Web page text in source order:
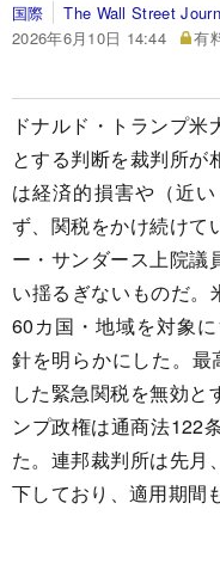
国際
The Wall Street
2026年6月10日 14:44
有
ドナルド・トランプ
とする判断を裁判所が
は経済的損害や（近
ず、関税をかけ続けて
ー・サンダース上院議
い揺るぎないものだ
60カ国・地域を対象
針を明らかにした。
した緊急関税を無効と
ンプ政権は通商法122
た。連邦裁判所は先月
下しており、適用期間